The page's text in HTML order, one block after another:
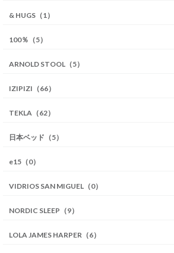
& HUGS（1）
100％（5）
ARNOLD STOOL（5）
IZIPIZI（66）
TEKLA（62）
日本ベッド（5）
e15（0）
VIDRIOS SAN MIGUEL（0）
NORDIC SLEEP（9）
LOLA JAMES HARPER（6）